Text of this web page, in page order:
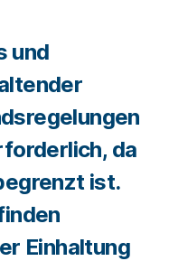
und
da
ist.
Einhaltung